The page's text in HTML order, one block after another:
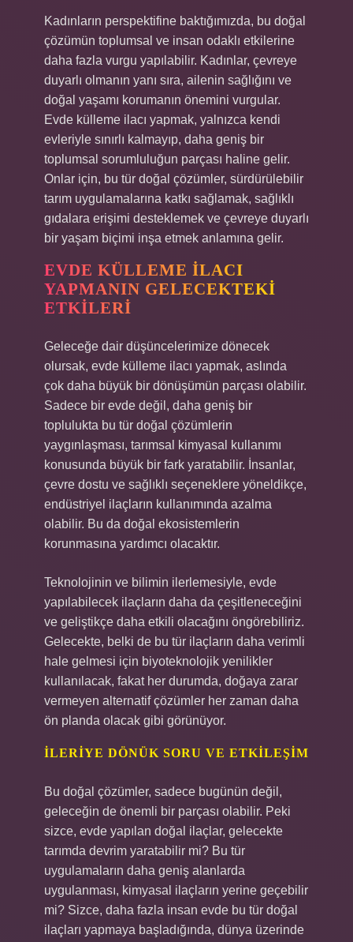
Kadınların perspektifine baktığımızda, bu doğal
çözümün toplumsal ve insan odaklı etkilerine
daha fazla vurgu yapılabilir. Kadınlar, çevreye
duyarlı olmanın yanı sıra, ailenin sağlığını ve
doğal yaşamı korumanın önemini vurgular.
Evde külleme ilacı yapmak, yalnızca kendi
evleriyle sınırlı kalmayıp, daha geniş bir
toplumsal sorumluluğun parçası haline gelir.
Onlar için, bu tür doğal çözümler, sürdürülebilir
tarım uygulamalarına katkı sağlamak, sağlıklı
gıdalara erişimi desteklemek ve çevreye duyarlı
bir yaşam biçimi inşa etmek anlamına gelir.
EVDE KÜLLEME İLACI
YAPMANIN GELECEKTEKI
ETKILERI
Geleceğe dair düşüncelerimize dönecek
olursak, evde külleme ilacı yapmak, aslında
çok daha büyük bir dönüşümün parçası olabilir.
Sadece bir evde değil, daha geniş bir
toplulukta bu tür doğal çözümlerin
yaygınlaşması, tarımsal kimyasal kullanımı
konusunda büyük bir fark yaratabilir. İnsanlar,
çevre dostu ve sağlıklı seçeneklere yöneldikçe,
endüstriyel ilaçların kullanımında azalma
olabilir. Bu da doğal ekosistemlerin
korunmasına yardımcı olacaktır.
Teknolojinin ve bilimin ilerlemesiyle, evde
yapılabilecek ilaçların daha da çeşitleneceğini
ve geliştikçe daha etkili olacağını öngörebiliriz.
Gelecekte, belki de bu tür ilaçların daha verimli
hale gelmesi için biyoteknolojik yenilikler
kullanılacak, fakat her durumda, doğaya zarar
vermeyen alternatif çözümler her zaman daha
ön planda olacak gibi görünüyor.
İLERIYE DÖNÜK SORU VE ETKILEŞIM
Bu doğal çözümler, sadece bugünün değil,
geleceğin de önemli bir parçası olabilir. Peki
sizce, evde yapılan doğal ilaçlar, gelecekte
tarımda devrim yaratabilir mi? Bu tür
uygulamaların daha geniş alanlarda
uygulanması, kimyasal ilaçların yerine geçebilir
mi? Sizce, daha fazla insan evde bu tür doğal
ilaçları yapmaya başladığında, dünya üzerinde